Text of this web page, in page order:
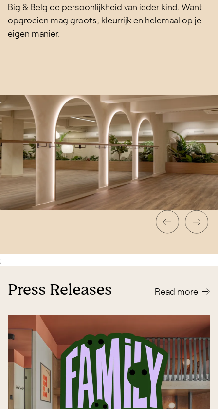
Big & Belg de persoonlijkheid van ieder kind. Want
opgroeien mag groots, kleurrijk en helemaal op je
eigen manier.
;
Press Releases Read more